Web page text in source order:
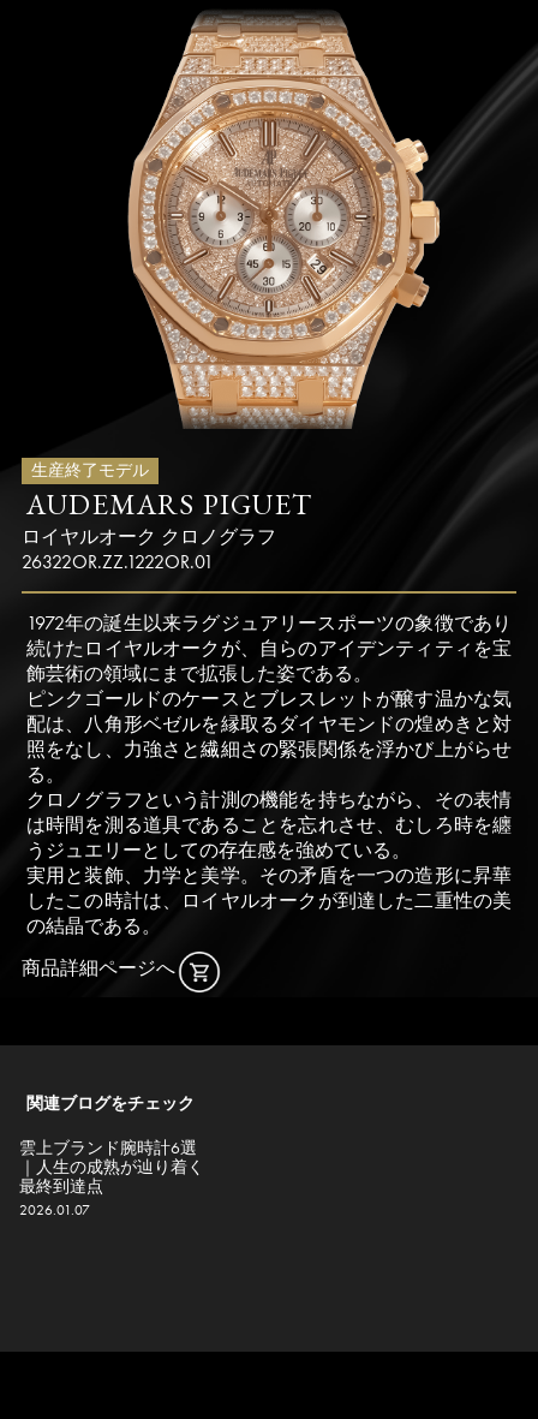
生産終了モデル
AUDEMARS PIGUET
ロイヤルオーク クロノグラフ
26322OR.ZZ.1222OR.01
1972年の誕生以来ラグジュアリースポーツの象徴であり
続けたロイヤルオークが、自らのアイデンティティを宝
飾芸術の領域にまで拡張した姿である。
ピンクゴールドのケースとブレスレットが醸す温かな気
配は、八角形ベゼルを縁取るダイヤモンドの煌めきと対
照をなし、力強さと繊細さの緊張関係を浮かび上がらせ
る。
クロノグラフという計測の機能を持ちながら、その表情
は時間を測る道具であることを忘れさせ、むしろ時を纏
うジュエリーとしての存在感を強めている。
実用と装飾、力学と美学。その矛盾を一つの造形に昇華
したこの時計は、ロイヤルオークが到達した二重性の美
の結晶である。
商品詳細ページへ
関連ブログをチェック
雲上ブランド腕時計6選
｜人生の成熟が辿り着く
最終到達点
2026.01.07